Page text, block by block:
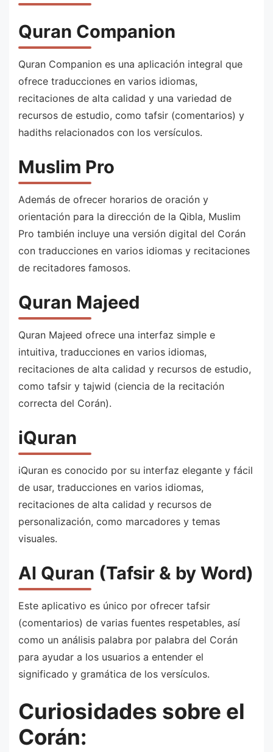
Quran Companion
Quran Companion es una aplicación integral que
ofrece traducciones en varios idiomas,
recitaciones de alta calidad y una variedad de
recursos de estudio, como tafsir (comentarios) y
hadiths relacionados con los versículos.
Muslim Pro
Además de ofrecer horarios de oración y
orientación para la dirección de la Qibla, Muslim
Pro también incluye una versión digital del Corán
con traducciones en varios idiomas y recitaciones
de recitadores famosos.
Quran Majeed
Quran Majeed ofrece una interfaz simple e
intuitiva, traducciones en varios idiomas,
recitaciones de alta calidad y recursos de estudio,
como tafsir y tajwid (ciencia de la recitación
correcta del Corán).
iQuran
iQuran es conocido por su interfaz elegante y fácil
de usar, traducciones en varios idiomas,
recitaciones de alta calidad y recursos de
personalización, como marcadores y temas
visuales.
Al Quran (Tafsir & by Word)
Este aplicativo es único por ofrecer tafsir
(comentarios) de varias fuentes respetables, así
como un análisis palabra por palabra del Corán
para ayudar a los usuarios a entender el
significado y gramática de los versículos.
Curiosidades sobre el
Corán: